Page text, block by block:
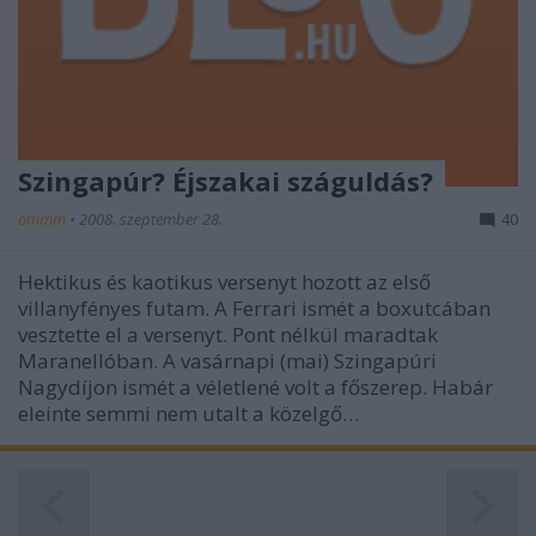
Szingapúr? Éjszakai száguldás?
ommm • 2008. szeptember 28. 40
Hektikus és kaotikus versenyt hozott az első
villanyfényes futam. A Ferrari ismét a boxutcában
vesztette el a versenyt. Pont nélkül maradtak
Maranellóban. A vasárnapi (mai) Szingapúri
Nagydíjon ismét a véletlené volt a főszerep. Habár
eleinte semmi nem utalt a közelgő…